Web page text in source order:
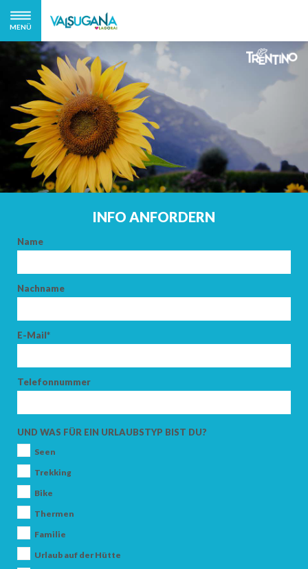
MENÜ
INFO ANFORDERN
Name
Nachname
E-Mail*
Telefonnummer
UND WAS FÜR EIN URLAUBSTYP BIST DU?
Seen
Trekking
Bike
Thermen
Familie
Urlaub auf der Hütte